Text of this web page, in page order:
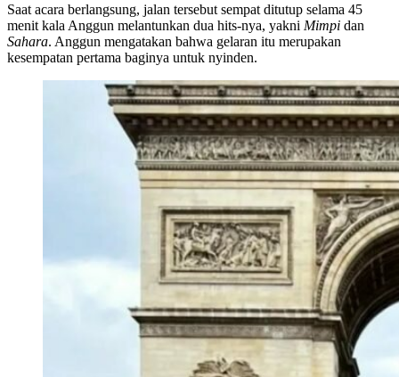
Saat acara berlangsung, jalan tersebut sempat ditutup selama 45
menit kala Anggun melantunkan dua hits-nya, yakni Mimpi dan
Sahara. Anggun mengatakan bahwa gelaran itu merupakan
kesempatan pertama baginya untuk nyinden.